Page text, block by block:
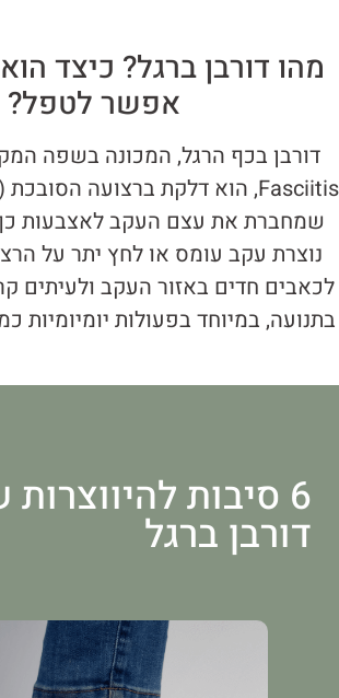
מהו דורבן ברגל? כיצד
אפשר לטפל?
שמחברת את עצם העקב לאצבעות
נוצרת עקב עומס או לחץ יתר על
לכאבים חדים באזור העקב ולעיתים
בתנועה, במיוחד בפעולות יומיומיות
6 סיבות
דורבן ברגל